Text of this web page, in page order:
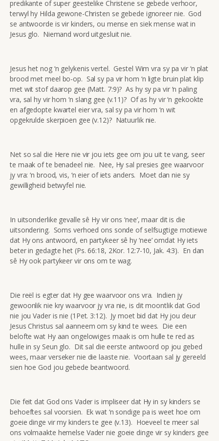
predikante of super geestelike Christene se gebede verhoor,
terwyl hy Hilda gewone-Christen se gebede ignoreer nie. God
se antwoorde is vir kinders, ou mense en siek mense wat in
Jesus glo. Niemand word uitgesluit nie.
Jesus het nog ‘n gelykenis vertel. Gestel Wim vra sy pa vir ‘n plat
brood met meel bo-op. Sal sy pa vir hom ‘n ligte bruin plat klip
met wit stof daarop gee (Matt. 7:9)? As hy sy pa vir ‘n paling
vra, sal hy vir hom ‘n slang gee (v.11)? Of as hy vir ‘n gekookte
en afgedopte kwartel eier vra, sal sy pa vir hom ‘n wit
opgekrulde skerpioen gee (v.12)? Natuurlik nie.
Net so sal die Here nie vir jou iets gee om jou uit te vang, seer
te maak of te benadeel nie. Nee, Hy sal presies gee waarvoor
jy vra: ‘n brood, vis, ‘n eier of iets anders. Moet dan nie sy
gewilligheid betwyfel nie.
In uitsonderlike gevalle sê Hy vir ons ‘nee’, maar dit is die
uitsondering. Soms verhoed ons sonde of selfsugtige motiewe
dat Hy ons antwoord, en partykeer sê hy ‘nee’ omdat Hy iets
beter in gedagte het (Ps. 66:18, 2Kor. 12:7-10, Jak. 4:3). En dan
sê Hy ook partykeer vir ons om te wag.
Die reël is egter dat Hy gee waarvoor ons vra. Indien jy
gewoonlik nie kry waarvoor jy vra nie, is dit moontlik dat God
nie jou Vader is nie (1Pet. 3:12). Jy moet bid dat Hy jou deur
Jesus Christus sal aanneem om sy kind te wees. Die een
belofte wat Hy aan ongelowiges maak is om hulle te red as
hulle in sy Seun glo. Dit sal die eerste antwoord op jou gebed
wees, maar verseker nie die laaste nie. Voortaan sal jy gereeld
sien hoe God jou gebede beantwoord.
Die feit dat God ons Vader is impliseer dat Hy in sy kinders se
behoeftes sal voorsien. Ek wat ‘n sondige pa is weet hoe om
goeie dinge vir my kinders te gee (v.13). Hoeveel te meer sal
ons volmaakte hemelse Vader nie goeie dinge vir sy kinders gee